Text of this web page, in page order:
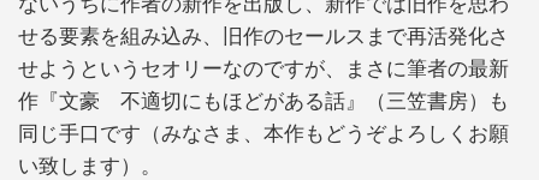
ないうちに作者の新作を出版し、新作では旧作を思わ
せる要素を組み込み、旧作のセールスまで再活発化さ
せようというセオリーなのですが、まさに筆者の最新
作『文豪 不適切にもほどがある話』（三笠書房）も
同じ手口です（みなさま、本作もどうぞよろしくお願
い致します）。